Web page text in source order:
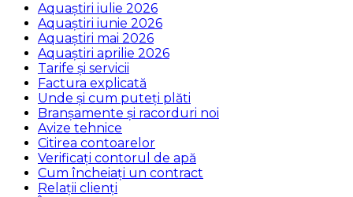
Aquaștiri iulie 2026
Aquaștiri iunie 2026
Aquaștiri mai 2026
Aquaștiri aprilie 2026
Tarife și servicii
Factura explicată
Unde și cum puteţi plăti
Branșamente și racorduri noi
Avize tehnice
Citirea contoarelor
Verificaţi contorul de apă
Cum încheiaţi un contract
Relaţii clienţi